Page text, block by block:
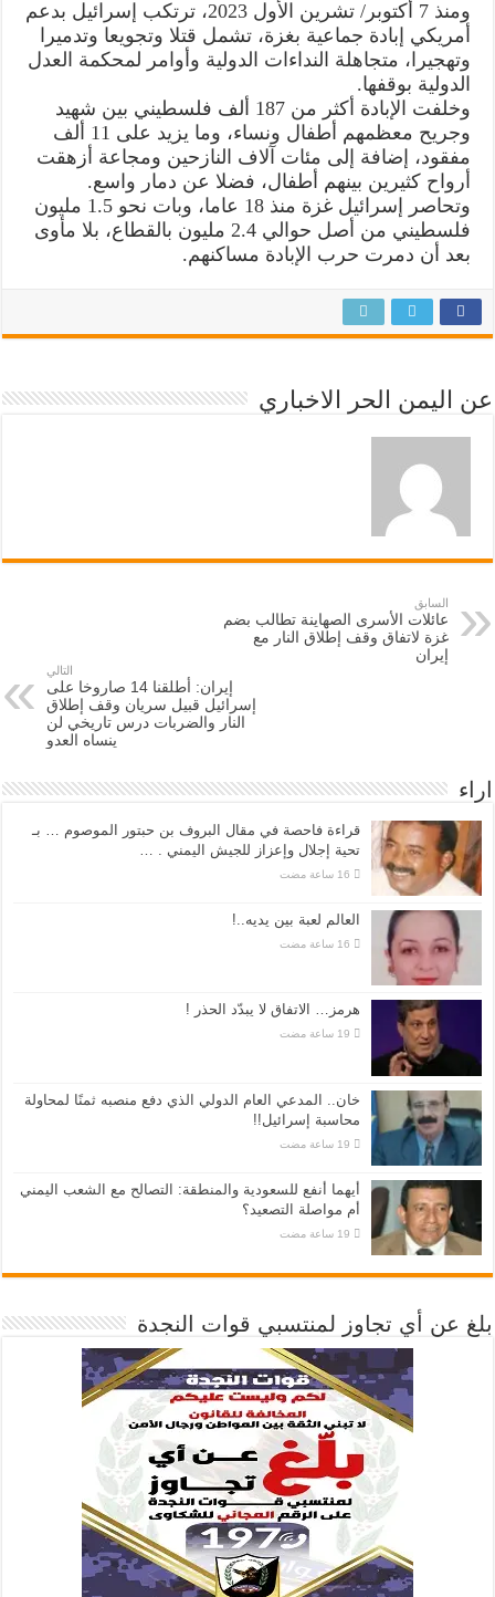
ومنذ 7 أكتوبر/ تشرين الأول 2023، ترتكب إسرائيل بدعم
أمريكي إبادة جماعية بغزة، تشمل قتلا وتجويعا وتدميرا
وتهجيرا، متجاهلة النداءات الدولية وأوامر لمحكمة العدل
الدولية بوقفها.
وخلفت الإبادة أكثر من 187 ألف فلسطيني بين شهيد
وجريح معظمهم أطفال ونساء، وما يزيد على 11 ألف
مفقود، إضافة إلى مئات آلاف النازحين ومجاعة أزهقت
أرواح كثيرين بينهم أطفال، فضلا عن دمار واسع.
وتحاصر إسرائيل غزة منذ 18 عاما، وبات نحو 1.5 مليون
فلسطيني من أصل حوالي 2.4 مليون بالقطاع، بلا مأوى
بعد أن دمرت حرب الإبادة مساكنهم.
عن اليمن الحر الاخباري
السابق
عائلات الأسرى الصهاينة تطالب بضم
غزة لاتفاق وقف إطلاق النار مع
إيران
التالي
إيران: أطلقنا 14 صاروخا على
إسرائيل قبيل سريان وقف إطلاق
النار والضربات درس تاريخي لن
ينساه العدو
اراء
قراءة فاحصة في مقال البروف بن حبتور الموصوم … بـ
تحية إجلال وإعزاز للجيش اليمني . …
العالم لعبة بين يديه..!
هرمز… الاتفاق لا يبدّد الحذر !
خان.. المدعي العام الدولي الذي دفع منصبه ثمنًا لمحاولة
محاسبة إسرائيل!!
أيهما أنفع للسعودية والمنطقة: التصالح مع الشعب اليمني
أم مواصلة التصعيد؟
بلغ عن أي تجاوز لمنتسبي قوات النجدة